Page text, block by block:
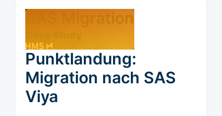
Punktlandung:
Migration nach SAS
Viya
SAS Migration